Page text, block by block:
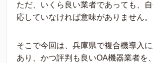
ただ、いくら良い業者であっても、
応していなければ意味がありません。
そこで今回は、兵庫県で複合機導入
あり、かつ評判も良いOA機器業者を